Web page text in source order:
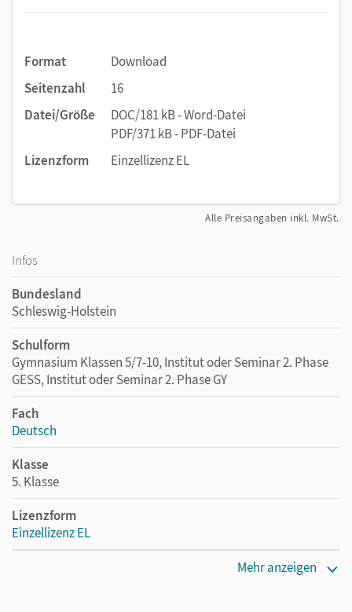
Format
Download
Seitenzahl
16
Datei/Größe
DOC/181 kB - Word-Datei
PDF/371 kB - PDF-Datei
Lizenzform
Einzellizenz EL
Alle Preisangaben inkl. MwSt.
Infos
Bundesland
Schleswig-Holstein
Schulform
Gymnasium Klassen 5/7-10, Institut oder Seminar 2. Phase
GESS, Institut oder Seminar 2. Phase GY
Fach
Deutsch
Klasse
5. Klasse
Lizenzform
Einzellizenz EL
Mehr anzeigen